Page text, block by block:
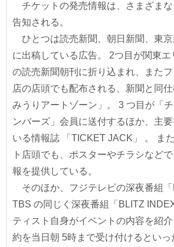
チケットの発売情報は、さまざまな
告知される。
ひとつは読売新聞、朝日新聞、東
に出稿している広告。 2つ目が関東エ
の読売新聞朝刊に折り込まれ、また
店の店頭でも配布される、新聞と同
みうりアートゾーン」。 3 つ目が「
ンバーズ」会員に送付するほか、主
いる情報誌 「TICKET JACK」 。 ま
ト店頭でも、ポスターやチラシなど
報を提供している。
そのほか、フジテレビの深夜番組
TBS の同じく深夜番組「BLITZ
ティスト自身がイベントの内容を紹
約を当日朝 5時まで受け付けるとい